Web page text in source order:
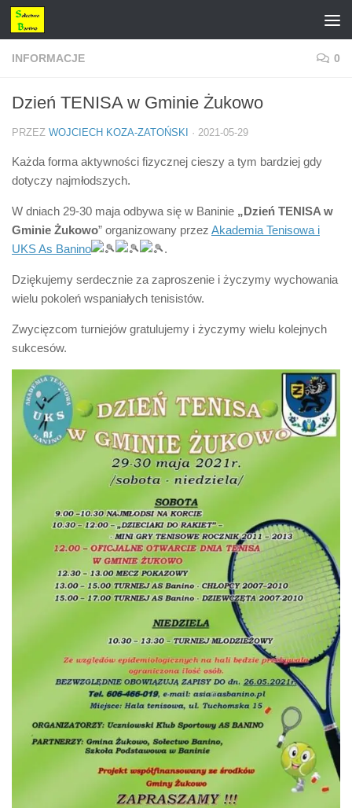
Przejdź do treści
INFORMACJE 0
Dzień TENISA w Gminie Żukowo
PRZEZ WOJCIECH KOZA-ZATOŃSKI · 2021-05-29
Każda forma aktywności fizycznej cieszy a tym bardziej gdy
dotyczy najmłodszych.
W dniach 29-30 maja odbywa się w Baninie „Dzień TENISA w
Gminie Żukowo” organizowany przez Akademia Tenisowa i
UKS As Banino
.
Dziękujemy serdecznie za zaproszenie i życzymy wychowania
wielu pokoleń wspaniałych tenisistów.
Zwycięzcom turniejów gratulujemy i życzymy wielu kolejnych
sukcesów.